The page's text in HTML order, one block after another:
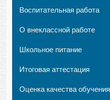
Воспитательная работа
О внеклассной работе
Школьное питание
Итоговая аттестация
Оценка качества обучения